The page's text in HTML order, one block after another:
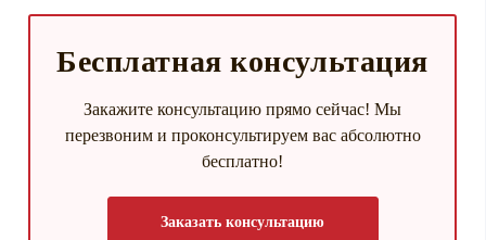
Бесплатная консультация
Закажите консультацию прямо сейчас! Мы
перезвоним и проконсультируем вас абсолютно
бесплатно!
Заказать консультацию